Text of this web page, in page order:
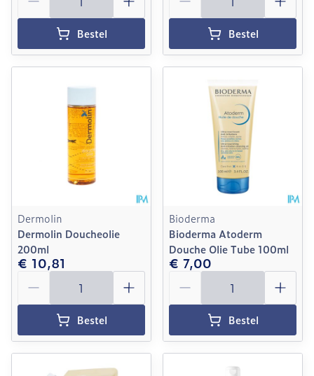
Bestel Bestel
Dermolin
Dermolin Doucheolie
200ml
€ 10,81
Aantal
Bestel
Bioderma
Bioderma Atoderm
Douche Olie Tube 100ml
€ 7,00
Aantal
Bestel